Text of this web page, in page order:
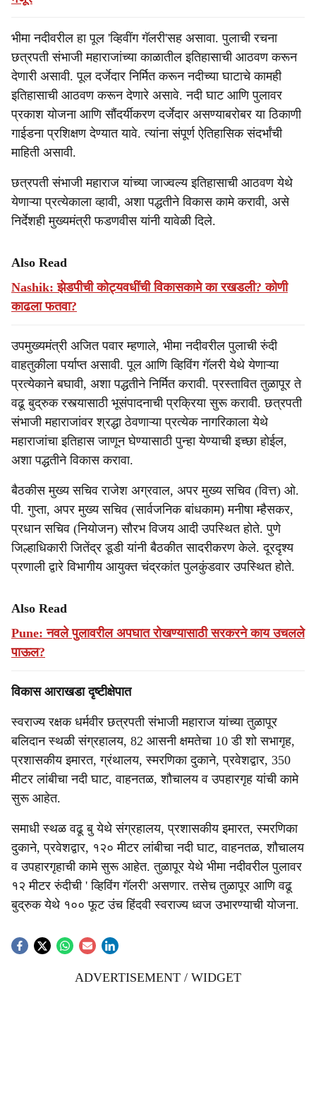
भीमा नदीवरील हा पूल 'व्हिवींग गॅलरी'सह असावा. पुलाची रचना
छत्रपती संभाजी महाराजांच्या काळातील इतिहासाची आठवण करून
देणारी असावी. पूल दर्जेदार निर्मित करून नदीच्या घाटाचे कामही
इतिहासाची आठवण करून देणारे असावे. नदी घाट आणि पुलावर
प्रकाश योजना आणि सौंदर्यीकरण दर्जेदार असण्याबरोबर या ठिकाणी
गाईडना प्रशिक्षण देण्यात यावे. त्यांना संपूर्ण ऐतिहासिक संदर्भांची
माहिती असावी.
छत्रपती संभाजी महाराज यांच्या जाज्वल्य इतिहासाची आठवण येथे
येणाऱ्या प्रत्येकाला व्हावी, अशा पद्धतीने विकास कामे करावी, असे
निर्देशही मुख्यमंत्री फडणवीस यांनी यावेळी दिले.
Also Read
Nashik: झेडपीची कोट्यवधींची विकासकामे का रखडली? कोणी
काढला फतवा?
उपमुख्यमंत्री अजित पवार म्हणाले, भीमा नदीवरील पुलाची रुंदी
वाहतुकीला पर्याप्त असावी. पूल आणि व्हिविंग गॅलरी येथे येणाऱ्या
प्रत्येकाने बघावी, अशा पद्धतीने निर्मित करावी. प्रस्तावित तुळापूर ते
वढू बुद्रुक रस्त्यासाठी भूसंपादनाची प्रक्रिया सुरू करावी. छत्रपती
संभाजी महाराजांवर श्रद्धा ठेवणाऱ्या प्रत्येक नागरिकाला येथे
महाराजांचा इतिहास जाणून घेण्यासाठी पुन्हा येण्याची इच्छा होईल,
अशा पद्धतीने विकास करावा.
बैठकीस मुख्य सचिव राजेश अग्रवाल, अपर मुख्य सचिव (वित्त) ओ.
पी. गुप्ता, अपर मुख्य सचिव (सार्वजनिक बांधकाम) मनीषा म्हैसकर,
प्रधान सचिव (नियोजन) सौरभ विजय आदी उपस्थित होते. पुणे
जिल्हाधिकारी जितेंद्र डूडी यांनी बैठकीत सादरीकरण केले. दूरदृश्य
प्रणाली द्वारे विभागीय आयुक्त चंद्रकांत पुलकुंडवार उपस्थित होते.
Also Read
Pune: नवले पुलावरील अपघात रोखण्यासाठी सरकरने काय उचलले
पाऊल?
विकास आराखडा दृष्टीक्षेपात
स्वराज्य रक्षक धर्मवीर छत्रपती संभाजी महाराज यांच्या तुळापूर
बलिदान स्थळी संग्रहालय, 82 आसनी क्षमतेचा 10 डी शो सभागृह,
प्रशासकीय इमारत, ग्रंथालय, स्मरणिका दुकाने, प्रवेशद्वार, 350
मीटर लांबीचा नदी घाट, वाहनतळ, शौचालय व उपहारगृह यांची कामे
सुरू आहेत.
समाधी स्थळ वढू बु येथे संग्रहालय, प्रशासकीय इमारत, स्मरणिका
दुकाने, प्रवेशद्वार, १२० मीटर लांबीचा नदी घाट, वाहनतळ, शौचालय
व उपहारगृहाची कामे सुरू आहेत. तुळापूर येथे भीमा नदीवरील पुलावर
१२ मीटर रुंदीची ' व्हिविंग गॅलरी' असणार. तसेच तुळापूर आणि वढू
बुद्रुक येथे १०० फूट उंच हिंदवी स्वराज्य ध्वज उभारण्याची योजना.
ADVERTISEMENT / WIDGET